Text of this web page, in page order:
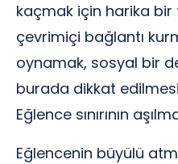
kaçmak için harika bir
çevrimiçi bağlantı
oynamak, sosyal bir
burada dikkat
Eğlence sınırının
Eğlencenin büyülü